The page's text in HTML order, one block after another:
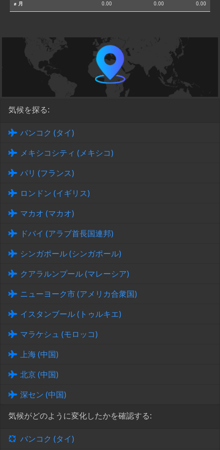
⌀ 月 0.00 0.00 0.00
気候を探る:
バンコク (タイ)
メキシコシティ (メキシコ)
パリ (フランス)
ロンドン (イギリス)
マカオ (マカオ)
ドバイ (アラブ首長国連邦)
シンガポール (シンガポール)
クアラルンプール (マレーシア)
ニューヨーク市 (アメリカ合衆国)
イスタンブール (トゥルキエ)
マラケシュ (モロッコ)
上海 (中国)
北京 (中国)
深セン (中国)
気候がどのように変化したかを確認する:
バンコク (タイ)